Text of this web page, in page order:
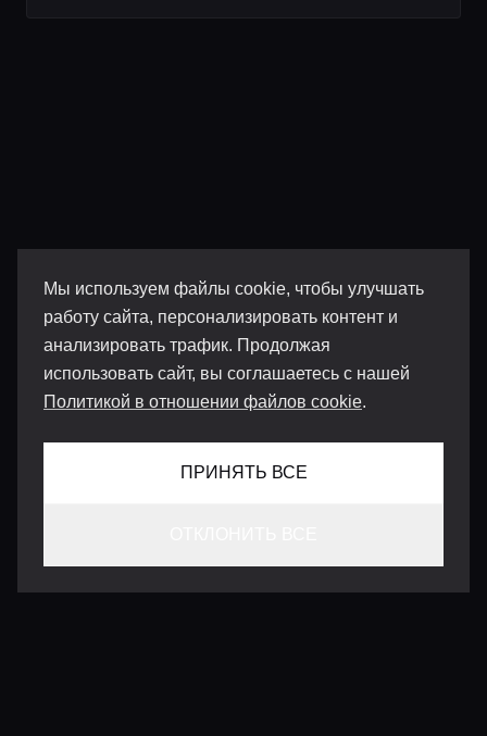
Мы используем файлы cookie, чтобы улучшать
работу сайта, персонализировать контент и
анализировать трафик. Продолжая
использовать сайт, вы соглашаетесь с нашей
Политикой в отношении файлов cookie.
ПРИНЯТЬ ВСЕ